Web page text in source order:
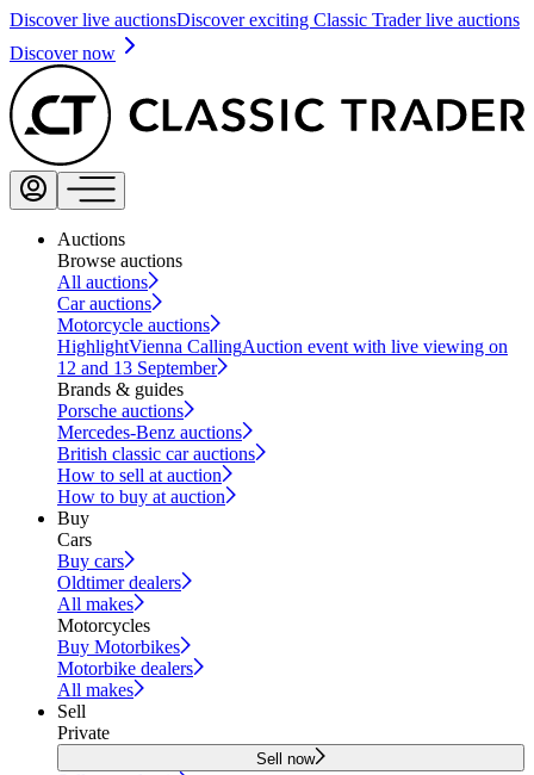
Discover live auctionsDiscover exciting Classic Trader live auctions
Discover now
Auctions
Browse auctions
All auctions
Car auctions
Motorcycle auctions
HighlightVienna CallingAuction event with live viewing on
12 and 13 September
Brands & guides
Porsche auctions
Mercedes-Benz auctions
British classic car auctions
How to sell at auction
How to buy at auction
Buy
Cars
Buy cars
Oldtimer dealers
All makes
Motorcycles
Buy Motorbikes
Motorbike dealers
All makes
Sell
Private
Sell now